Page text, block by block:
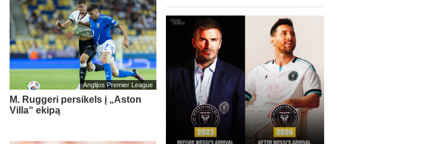
Anglijos Premier League
M. Ruggeri persikels į „Aston
Villa“ ekipą